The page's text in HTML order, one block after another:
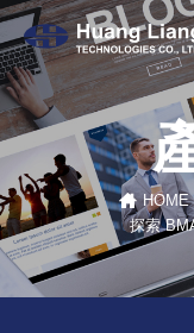
HOME
探索